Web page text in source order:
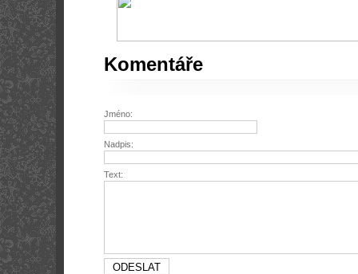
Komentáře
Jméno:
Nadpis:
Text: